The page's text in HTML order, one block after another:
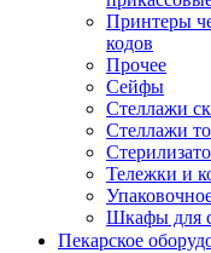
Принтеры
кодов
Прочее
Сейфы
Стеллажи
Стеллажи
Тележки и
Шкафы для
Пекарское